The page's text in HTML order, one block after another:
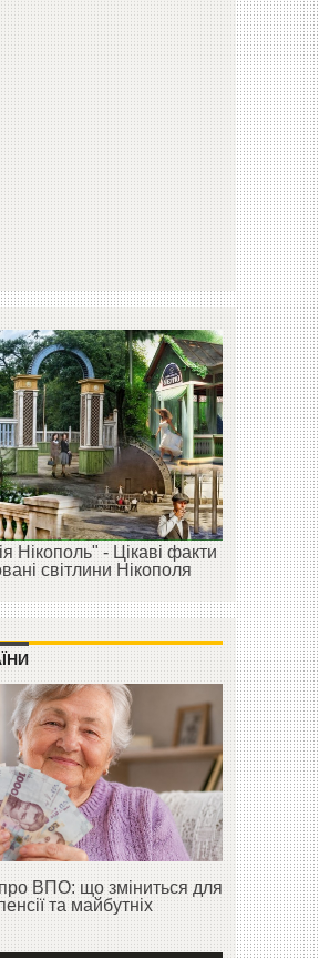
Нікополь" - Цікаві факти
світлини Нікополя
ВПО: що зміниться для
та майбутніх